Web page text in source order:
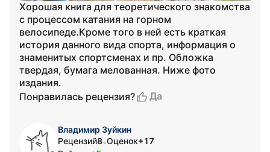
Хорошая книга для теоретического знакомства
с процессом катания на горном
велосипеде.Кроме того в ней есть краткая
история данного вида спорта, информация о
знаменитых спортсменах и пр. Обложка
твердая, бумага мелованная. Ниже фото
издания.
Понравилась рецензия?
Да
Владимир Зуйкин
Рецензий8•Оценок+17